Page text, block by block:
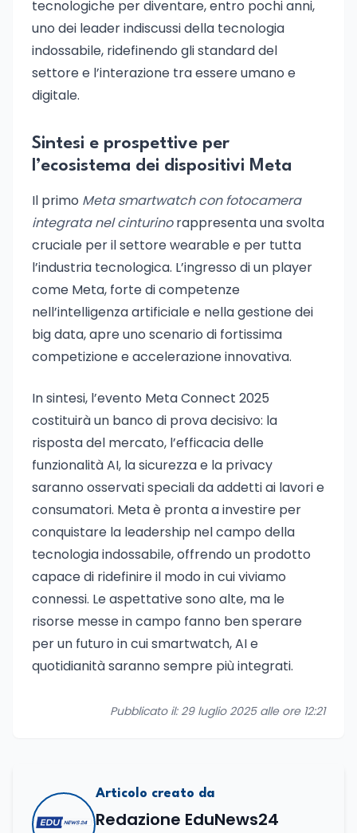
tecnologiche per diventare, entro pochi anni,
uno dei leader indiscussi della tecnologia
indossabile, ridefinendo gli standard del
settore e l’interazione tra essere umano e
digitale.
Sintesi e prospettive per
l’ecosistema dei dispositivi Meta
Il primo Meta smartwatch con fotocamera
integrata nel cinturinorappresenta una svolta
cruciale per il settore wearable e per tutta
l’industria tecnologica. L’ingresso di un player
come Meta, forte di competenze
nell’intelligenza artificiale e nella gestione dei
big data, apre uno scenario di fortissima
competizione e accelerazione innovativa.
In sintesi, l’evento Meta Connect 2025
costituirà un banco di prova decisivo: la
risposta del mercato, l’efficacia delle
funzionalità AI, la sicurezza e la privacy
saranno osservati speciali da addetti ai lavori e
consumatori. Meta è pronta a investire per
conquistare la leadership nel campo della
tecnologia indossabile, offrendo un prodotto
capace di ridefinire il modo in cui viviamo
connessi. Le aspettative sono alte, ma le
risorse messe in campo fanno ben sperare
per un futuro in cui smartwatch, AI e
quotidianità saranno sempre più integrati.
Pubblicato il: 29 luglio 2025 alle ore 12:21
Articolo creato da
Redazione EduNews24